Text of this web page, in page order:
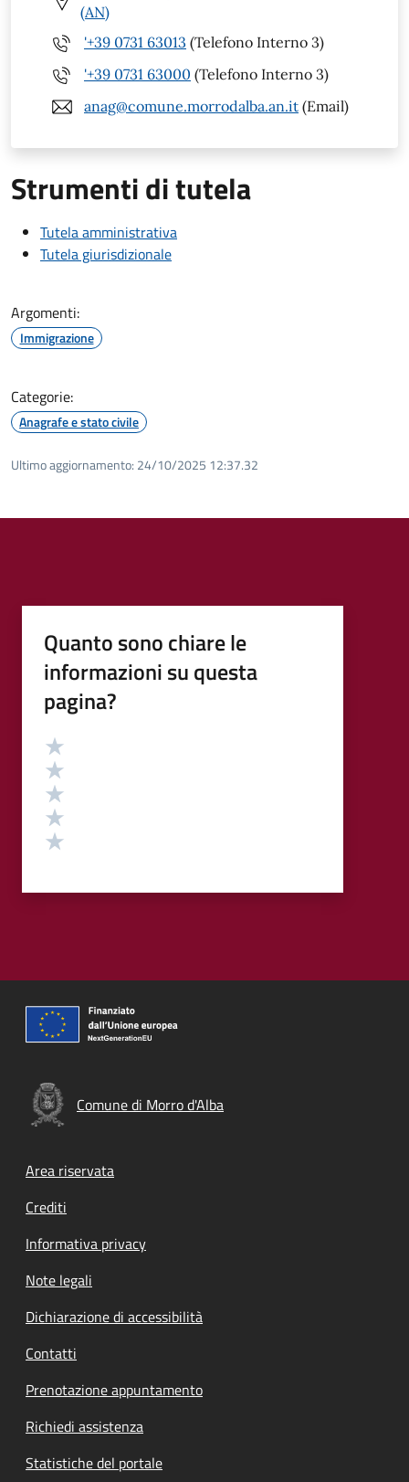
(AN)
'+39 0731 63013 (Telefono Interno 3)
'+39 0731 63000 (Telefono Interno 3)
anag@comune.morrodalba.an.it (Email)
Strumenti di tutela
Tutela amministrativa
Tutela giurisdizionale
Argomenti:
Immigrazione
Categorie:
Anagrafe e stato civile
Ultimo aggiornamento: 24/10/2025 12:37.32
Quanto sono chiare le
informazioni su questa
pagina?
Valutazione
Comune di Morro d'Alba
Footer menu
Area riservata
Crediti
Informativa privacy
Note legali
Dichiarazione di accessibilità
Contatti
Prenotazione appuntamento
Richiedi assistenza
Statistiche del portale